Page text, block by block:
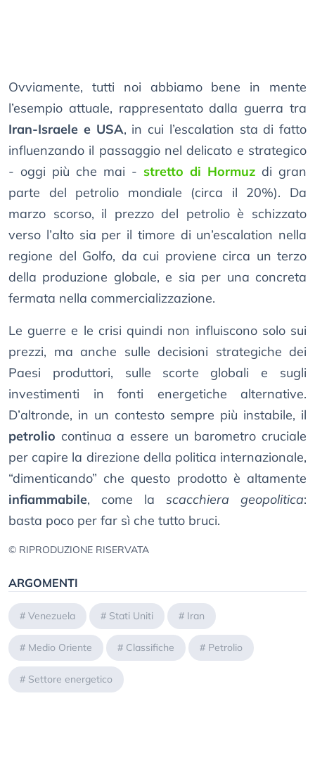
Ovviamente, tutti noi abbiamo bene in mente
l’esempio attuale, rappresentato dalla guerra tra
Iran-Israele e USA, in cui l’escalation sta di fatto
influenzando il passaggio nel delicato e strategico
- oggi più che mai - stretto di Hormuz di gran
parte del petrolio mondiale (circa il 20%). Da
marzo scorso, il prezzo del petrolio è schizzato
verso l’alto sia per il timore di un’escalation nella
regione del Golfo, da cui proviene circa un terzo
della produzione globale, e sia per una concreta
fermata nella commercializzazione.
Le guerre e le crisi quindi non influiscono solo sui
prezzi, ma anche sulle decisioni strategiche dei
Paesi produttori, sulle scorte globali e sugli
investimenti in fonti energetiche alternative.
D’altronde, in un contesto sempre più instabile, il
petrolio continua a essere un barometro cruciale
per capire la direzione della politica internazionale,
“dimenticando” che questo prodotto è altamente
infiammabile, come la scacchiera geopolitica:
basta poco per far sì che tutto bruci.
© RIPRODUZIONE RISERVATA
ARGOMENTI
# Venezuela # Stati Uniti # Iran
# Medio Oriente # Classifiche # Petrolio
# Settore energetico